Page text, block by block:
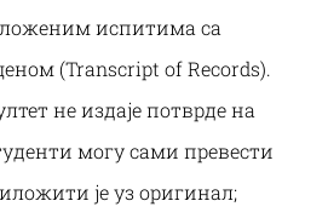
испитима са
(Transcript of Records).
не издаје потврде на
могу сами превести
је уз оригинал;